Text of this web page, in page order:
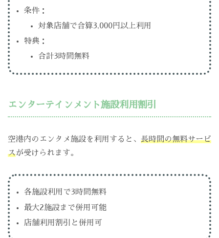
条件：
対象店舗で合算3,000円以上利用
特典：
合計3時間無料
エンターテインメント施設利用割引
空港内のエンタメ施設を利用すると、 長時間の無料サービ
スが受けられます。
各施設利用で3時間無料
最大2施設まで併用可能
店舗利用割引と併用可